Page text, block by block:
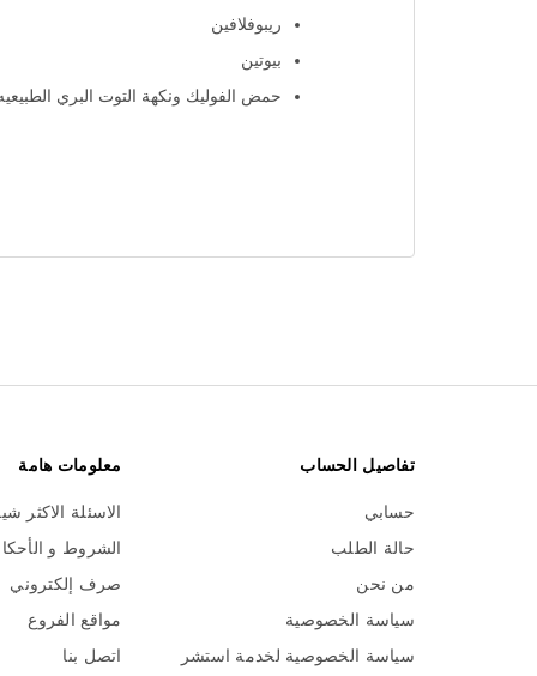
ريبوفلافين
بيوتين
حمض الفوليك ونكهة التوت البري
تفاصيل الحساب
حسابي
حالة الطلب
من نحن
سياسة الخصوصية
سياسة الخصوصية لخدمة استشر
معلومات هامة
الاسئلة الاكثر
الشروط و
صرف إلكتروني
مواقع الفروع
اتصل بنا